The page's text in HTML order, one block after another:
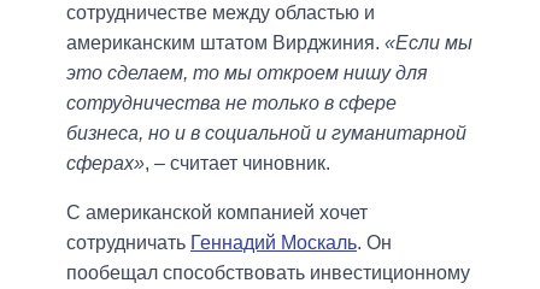
сотрудничестве между областью и
американским штатом Вирджиния. «Если мы
это сделаем, то мы откроем нишу для
сотрудничества не только в сфере
бизнеса, но и в социальной и гуманитарной
сферах», – считает чиновник.
С американской компанией хочет
сотрудничать Геннадий Москаль. Он
пообещал способствовать инвестиционному